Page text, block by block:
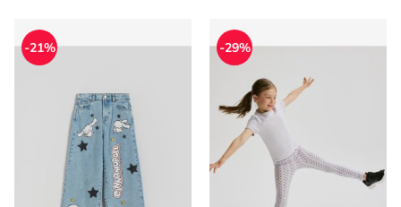
Spodnie dziewczęce na wiosnę Reserved
-21%
Spodnie dziewczęce na
-29%